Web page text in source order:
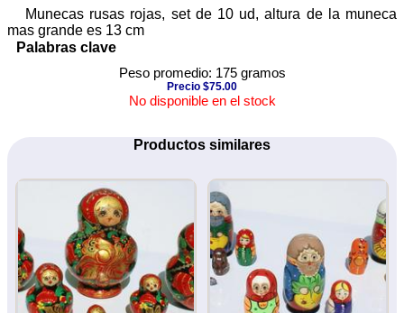
Munecas rusas rojas, set de 10 ud, altura de la muneca
mas grande es 13 cm
Palabras clave
Peso promedio: 175 gramos
Precio $75.00
No disponible en el stock
Productos similares